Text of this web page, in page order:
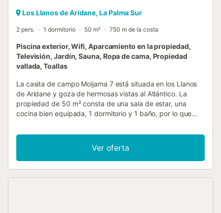
Los Llanos de Aridane, La Palma Sur
2 pers. 1 dormitorio 50 m² 750 m de la costa
Piscina exterior, Wifi, Aparcamiento en la propiedad,
Televisión, Jardín, Sauna, Ropa de cama, Propiedad
vallada, Toallas
La casita de campo Moijama 7 está situada en los Llanos
de Aridane y goza de hermosas vistas al Atlántico. La
propiedad de 50 m² consta de una sala de estar, una
cocina bien equipada, 1 dormitorio y 1 baño, por lo que
incluyen Wi-Fi de alta velocidad (apto para videollamadas)
y televisión. También hay una sauna compartida. También
dispone de trona, cuna, plancha y tabla de planchar.
(Póngase en contacto con el anfitrión con antelación para
Ver oferta